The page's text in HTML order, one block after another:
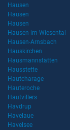
Hausen
Hausen
Hausen
Hausen im Wiesental
Hausen-Arnsbach
Hauskirchen
Hausmannstätten
Hausstette
Hautcharage
Hauteroche
Hautvillers
Havdrup
Havelaue
Havelsee